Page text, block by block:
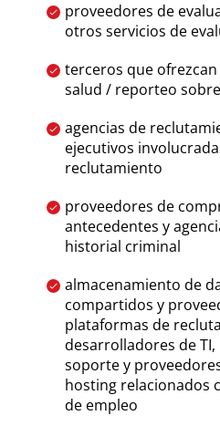
proveedores de
otros servicios de
terceros que
salud / reporteo
agencias de
ejecutivos
reclutamiento
proveedores de
antecedentes y
historial criminal
almacenamiento de
compartidos y
plataformas de
desarrolladores de
soporte y
hosting relacionados
de empleo